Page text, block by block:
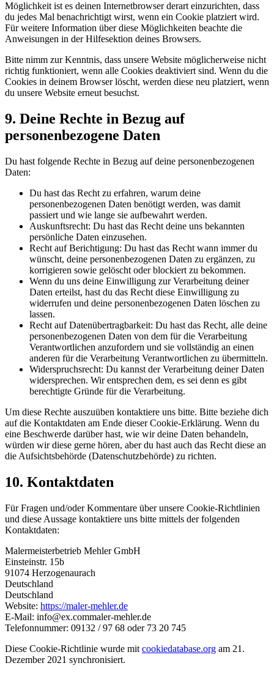
Möglichkeit ist es deinen Internetbrowser derart einzurichten, dass
du jedes Mal benachrichtigt wirst, wenn ein Cookie platziert wird.
Für weitere Information über diese Möglichkeiten beachte die
Anweisungen in der Hilfesektion deines Browsers.
Bitte nimm zur Kenntnis, dass unsere Website möglicherweise nicht
richtig funktioniert, wenn alle Cookies deaktiviert sind. Wenn du die
Cookies in deinem Browser löscht, werden diese neu platziert, wenn
du unsere Website erneut besuchst.
9. Deine Rechte in Bezug auf
personenbezogene Daten
Du hast folgende Rechte in Bezug auf deine personenbezogenen
Daten:
Du hast das Recht zu erfahren, warum deine
personenbezogenen Daten benötigt werden, was damit
passiert und wie lange sie aufbewahrt werden.
Auskunftsrecht: Du hast das Recht deine uns bekannten
persönliche Daten einzusehen.
Recht auf Berichtigung: Du hast das Recht wann immer du
wünscht, deine personenbezogenen Daten zu ergänzen, zu
korrigieren sowie gelöscht oder blockiert zu bekommen.
Wenn du uns deine Einwilligung zur Verarbeitung deiner
Daten erteilst, hast du das Recht diese Einwilligung zu
widerrufen und deine personenbezogenen Daten löschen zu
lassen.
Recht auf Datenübertragbarkeit: Du hast das Recht, alle deine
personenbezogenen Daten von dem für die Verarbeitung
Verantwortlichen anzufordern und sie vollständig an einen
anderen für die Verarbeitung Verantwortlichen zu übermitteln.
Widerspruchsrecht: Du kannst der Verarbeitung deiner Daten
widersprechen. Wir entsprechen dem, es sei denn es gibt
berechtigte Gründe für die Verarbeitung.
Um diese Rechte auszuüben kontaktiere uns bitte. Bitte beziehe dich
auf die Kontaktdaten am Ende dieser Cookie-Erklärung. Wenn du
eine Beschwerde darüber hast, wie wir deine Daten behandeln,
würden wir diese gerne hören, aber du hast auch das Recht diese an
die Aufsichtsbehörde (Datenschutzbehörde) zu richten.
10. Kontaktdaten
Für Fragen und/oder Kommentare über unsere Cookie-Richtlinien
und diese Aussage kontaktiere uns bitte mittels der folgenden
Kontaktdaten:
Malermeisterbetrieb Mehler GmbH
Einsteinstr. 15b
91074 Herzogenaurach
Deutschland
Deutschland
Website: https://maler-mehler.de
E-Mail: info@ex.commaler-mehler.de
Telefonnummer: 09132 / 97 68 oder 73 20 745
Diese Cookie-Richtlinie wurde mit cookiedatabase.org am 21.
Dezember 2021 synchronisiert.